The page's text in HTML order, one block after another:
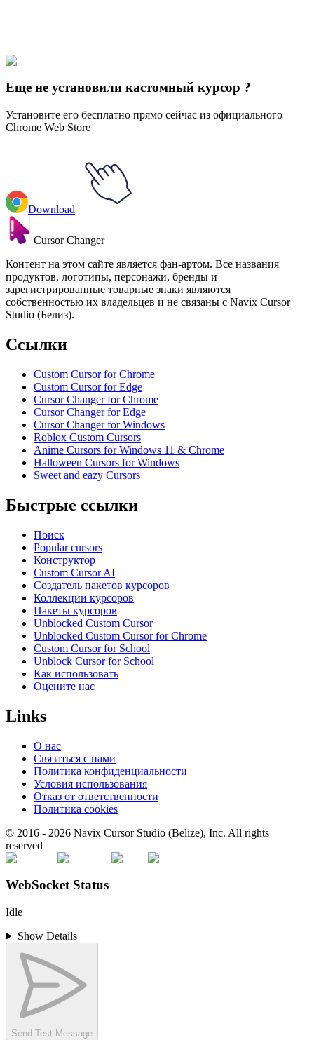
Нападение на Титан
Reiss & Crown Animated
Еще не установили кастомный курсор ?
Установите его бесплатно прямо сейчас из официального
Chrome Web Store
Download
Cursor Changer
Контент на этом сайте является фан-артом. Все названия
продуктов, логотипы, персонажи, бренды и
зарегистрированные товарные знаки являются
собственностью их владельцев и не связаны с Navix Cursor
Studio (Белиз).
Ссылки
Custom Cursor for Chrome
Custom Cursor for Edge
Cursor Changer for Chrome
Cursor Changer for Edge
Cursor Changer for Windows
Roblox Custom Cursors
Anime Cursors for Windows 11 & Chrome
Halloween Cursors for Windows
Sweet and eazy Cursors
Быстрые ссылки
Поиск
Popular cursors
Конструктор
Custom Cursor AI
Создатель пакетов курсоров
Коллекции курсоров
Пакеты курсоров
Unblocked Custom Cursor
Unblocked Custom Cursor for Chrome
Custom Cursor for School
Unblock Cursor for School
Как использовать
Оцените нас
Links
О нас
Связаться с нами
Политика конфиденциальности
Условия использования
Отказ от ответственности
Политика cookies
© 2016 - 2026 Navix Cursor Studio (Belize), Inc. All rights
reserved
WebSocket Status
Idle
Show Details
Send Test Message